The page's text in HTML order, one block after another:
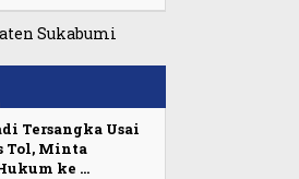
Tersangka Usai
Tol, Minta
ke …